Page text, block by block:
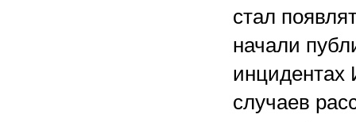
стал
начали
инцидентах
случаев